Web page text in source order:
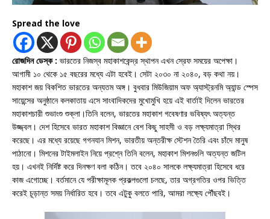
Spread the love
রোজদিন ডেস্ক : ভারতের নিজস্ব মহাকাশকেন্দ্র স্থাপন এখন স্রেফ সময়ের অপেক্ষা।
আগামী ১০ থেকে ১৫ বছরের মধ্যে এটা হবেই। সেটা ২০৩০ না ২০৪০, বড় কথা নয়।
মহাকাশ জয় বিকশিত ভারতের অন্যতম অঙ্গ। বুধবার মিউজিয়াম অফ অ্যাস্ট্রনমি অ্যান্ড স্পেস
সায়েন্সের অনুষ্ঠানে কলকাতায় এসে সাংবাদিকদের মুখোমুখি হয়ে এই বার্তাই দিলেন ভারতের
মহাকাশচারী শুভাংশু শুক্লা।তিনি বলেন, ​ভারতের মহাকাশ গবেষণার ভবিষ্যৎ অত্যন্ত
উজ্জ্বল। দেশ হিসেবে ভারত মহাকাশ বিজ্ঞানে বেশ কিছু সাহসী ও বড় লক্ষ্যমাত্রা স্থির
করেছে। এর মধ্যে রয়েছে গগনযান মিশন, ভারতীয় অন্তরীক্ষ স্টেশন তৈরি এবং চাঁদে মানুষ
পাঠানো। মিশনের টাইমলাইন নিয়ে প্রশ্নে তিনি বলেন, মহাকাশ মিশনগুলি অত্যন্ত জটিল
হয়। এখনই নির্দিষ্ট করে দিনক্ষণ বলা কঠিন। তবে ২০৪০ সালকে লক্ষ্যমাত্রা হিসেবে ধরে
কাজ এগোচ্ছে। বর্তমানে যে পরীক্ষামূলক প্রকল্পগুলো চলছে, তার অগ্রগতির ওপর ভিত্তি
করেই চূড়ান্ত সময় নির্ধারিত হবে। তবে এটুকু বলতে পারি, আমরা লক্ষ্যে পৌঁছবই।